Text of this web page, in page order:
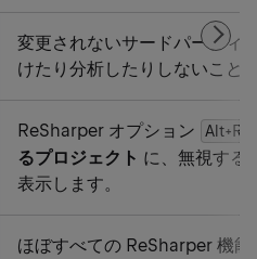
変更されないサードパーティ
けたり分析したりしないこと
ReSharper オプション Alt+R
るプロジェクト に、無視する
表示します。
ほぼすべての ReSharper 機